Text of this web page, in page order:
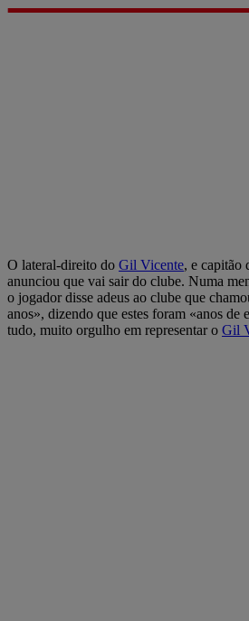
O lateral-direito do Gil Vicente, e capitão
anunciou que vai sair do clube. Numa
o jogador disse adeus ao clube que
anos», dizendo que estes foram «anos de
tudo, muito orgulho em representar o Gil